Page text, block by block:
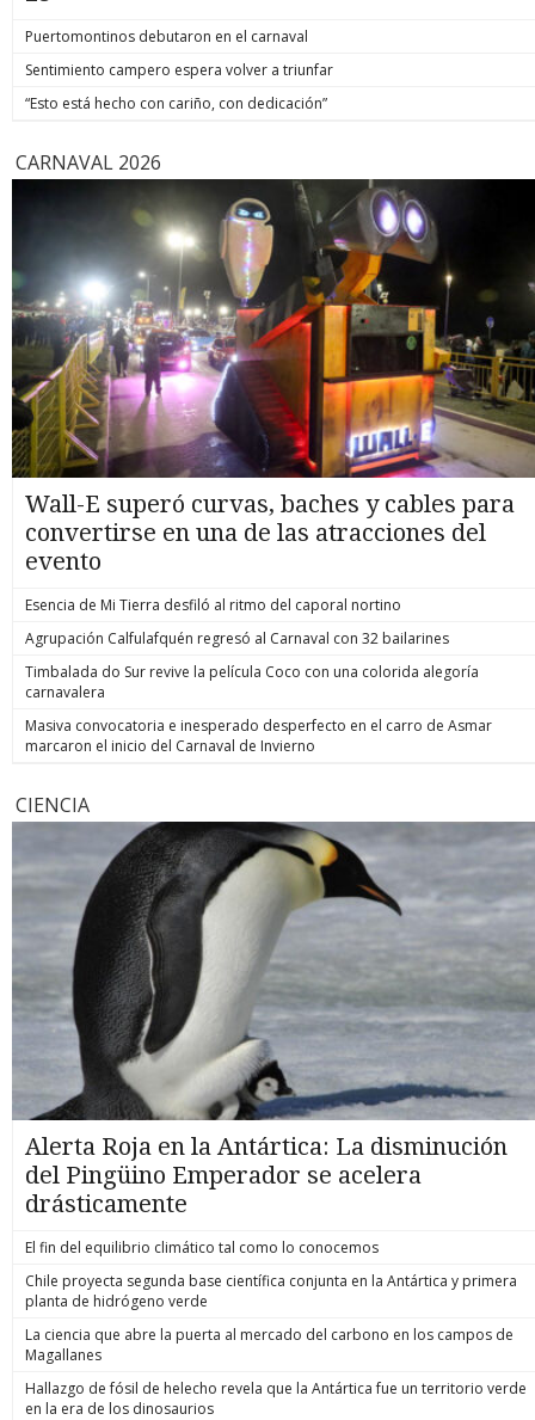
categoría, se efectuará la entrega de premios a partir de las
calle Damián Riobó 44.
Puertomontinos debutaron en el carnaval
Sentimiento campero espera volver a triunfar
“Esto está hecho con cariño, con dedicación”
CARNAVAL 2026
Wall-E superó curvas, baches y cables para
convertirse en una de las atracciones del
evento
Esencia de Mi Tierra desfiló al ritmo del caporal nortino
Agrupación Calfulafquén regresó al Carnaval con 32 bailarines
Timbalada do Sur revive la película Coco con una colorida alegoría
carnavalera
Masiva convocatoria e inesperado desperfecto en el carro de Asmar
marcaron el inicio del Carnaval de Invierno
CIENCIA
Alerta Roja en la Antártica: La disminución
del Pingüino Emperador se acelera
drásticamente
El fin del equilibrio climático tal como lo conocemos
Chile proyecta segunda base científica conjunta en la Antártica y primera
planta de hidrógeno verde
La ciencia que abre la puerta al mercado del carbono en los campos de
Magallanes
Hallazgo de fósil de helecho revela que la Antártica fue un territorio verde
en la era de los dinosaurios